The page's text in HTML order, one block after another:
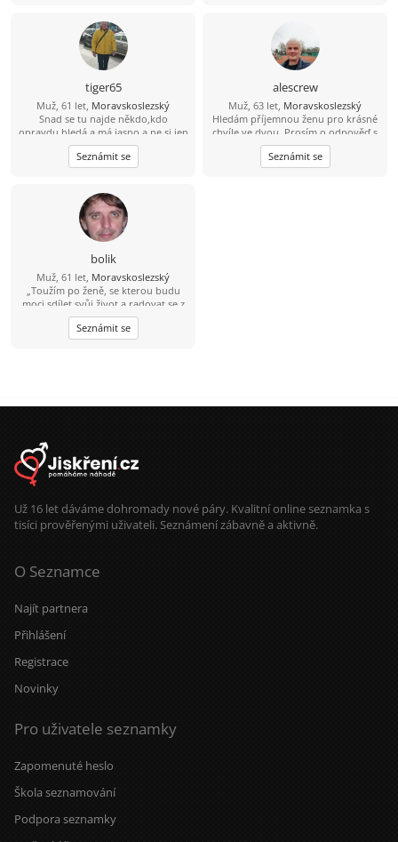
tiger65
Muž, 61 let, Moravskoslezský
Snad se tu najde někdo,kdo
opravdu hledá a má jasno a ne si jen
prohlíží.Ale tu je to asi jen další
prohlížení.....
Seznámit se
alescrew
Muž, 63 let, Moravskoslezský
Hledám příjemnou ženu pro krásné
chvíle ve dvou. Prosím o odpověď s
fotem, děkuji.
Seznámit se
bolik
Muž, 61 let, Moravskoslezský
„Toužím po ženě, se kterou budu
moci sdílet svůj život a radovat se z
každého nového dne v její
společnosti.“
Seznámit se
Už 16 let dáváme dohromady nové páry. Kvalitní online seznamka s
tisíci prověřenými uživateli. Seznámení zábavně a aktivně.
O Seznamce
Najít partnera
Přihlášení
Registrace
Novinky
Pro uživatele seznamky
Zapomenuté heslo
Škola seznamování
Podpora seznamky